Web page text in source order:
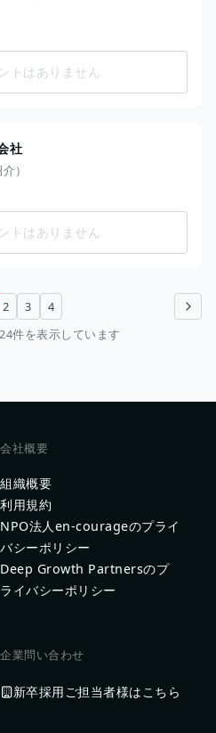
トはありません
社
）
トはありません
次のページ
2 3
4
件を表示しています
会社概要
組織概要
利用規約
NPO法人en-courageのプライ
バシーポリシー
Deep Growth Partnersのプ
ライバシーポリシー
企業問い合わせ
新卒採用ご担当者様はこちら